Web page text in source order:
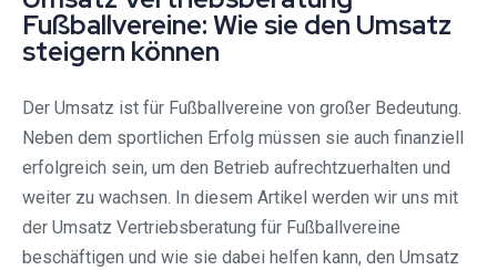
Fußballvereine: Wie sie den Umsatz
steigern können
Der Umsatz ist für Fußballvereine von großer Bedeutung.
Neben dem sportlichen Erfolg müssen sie auch finanziell
erfolgreich sein, um den Betrieb aufrechtzuerhalten und
weiter zu wachsen. In diesem Artikel werden wir uns mit
der Umsatz Vertriebsberatung für Fußballvereine
beschäftigen und wie sie dabei helfen kann, den Umsatz